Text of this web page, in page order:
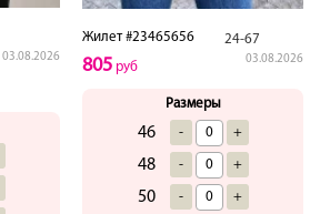
03.08.2026
Жилет #23465656 24-67
03.08.2026
805 руб
Размеры
46 - +
48 - +
50 - +